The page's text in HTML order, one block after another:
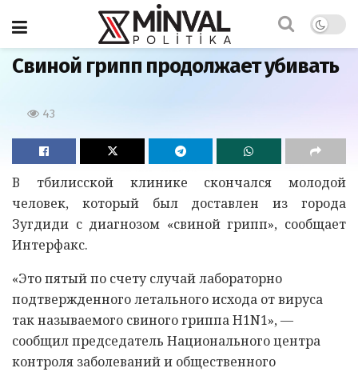
Главная
Свиной грипп продолжает убивать
43
В тбилисской клинике скончался молодой
человек, который был доставлен из города
Зугдиди с диагнозом «свиной грипп», сообщает
Интерфакс.
«Это пятый по счету случай лабораторно
подтвержденного летального исхода от вируса
так называемого свиного гриппа H1N1», —
сообщил председатель Национального центра
контроля заболеваний и общественного